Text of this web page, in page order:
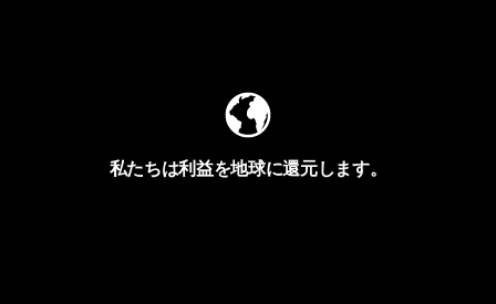
私たちは利益を地球に還元します。